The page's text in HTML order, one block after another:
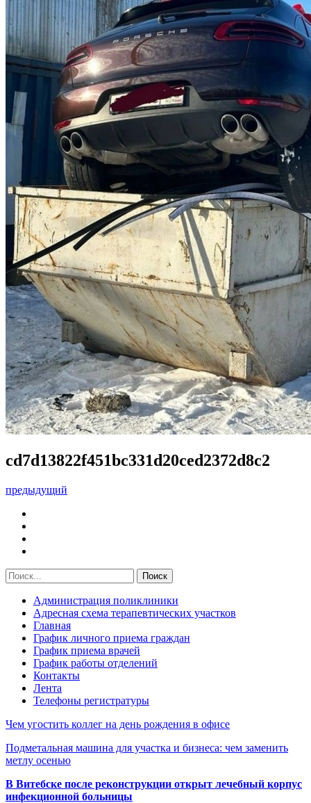
cd7d13822f451bc331d20ced2372d8c2
предыдущий
Администрация поликлиники
Адресная схема терапевтических участков
Главная
График личного приема граждан
График приема врачей
График работы отделений
Контакты
Лента
Телефоны регистратуры
Чем угостить коллег на день рождения в офисе
Подметальная машина для участка и бизнеса: чем заменить
метлу осенью
В Витебске после реконструкции открыт лечебный корпус
инфекционной больницы